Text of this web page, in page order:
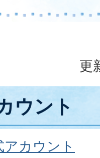
更
ウント
アカウント